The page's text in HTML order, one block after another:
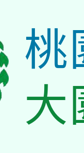
桃
大